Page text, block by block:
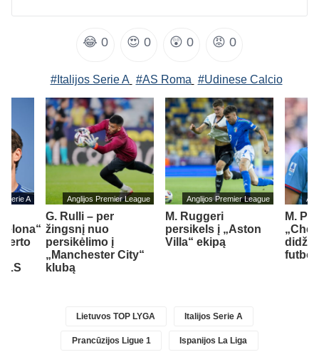
😂 0 😍 0 😲 0 😡 0
#Italijos Serie A #AS Roma #Udinese Calcio
Serie A Anglijos Premier League
G. Rulli – per
žingsnį nuo
persikėlimo į
„Manchester City“
klubą
Anglijos Premier League
M. Ruggeri
persikels į „Aston
Villa“ ekipą
M.
Lietuvos TOP LYGA Italijos Serie A
Prancūzijos Ligue 1 Ispanijos La Liga